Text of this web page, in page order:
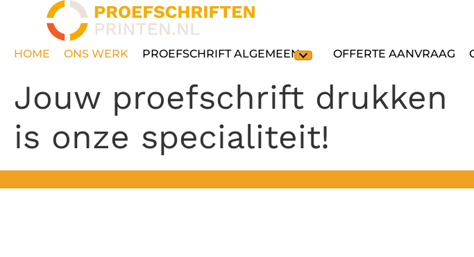
HOME ONS WERK PROEFSCHRIFT ALGEMEEN OFFERTE AANVRAAG
Jouw proefschrift drukken
is onze specialiteit!